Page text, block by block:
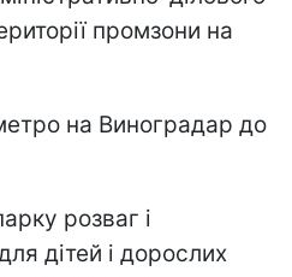
промзони на
на Виноградар до
розваг і
дітей і дорослих